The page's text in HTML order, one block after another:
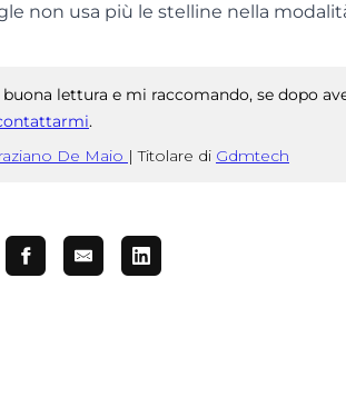
non usa più le stelline nella
lettura e mi raccomando, se dopo
.
De Maio | Titolare di Gdmtech